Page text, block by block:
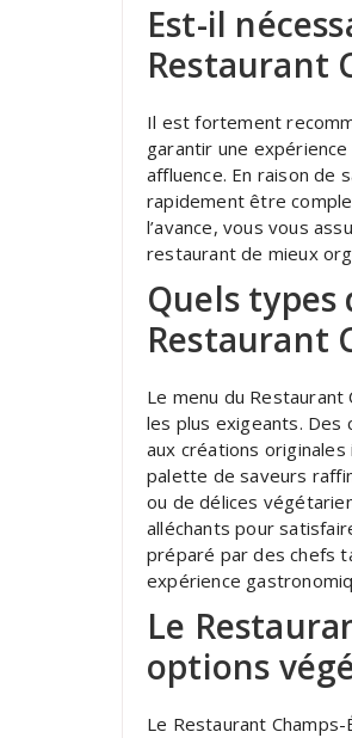
Est-il
Restaurant
Il est fortement
garantir une
affluence. En raison de
rapidement être
l’avance, vous vous
restaurant de mieux
Quels
Restaurant
Le menu du
les plus exigeants. Des
aux créations
palette de saveurs
ou de délices
alléchants pour
préparé par des chefs
expérience
Le
options
Le Restaurant